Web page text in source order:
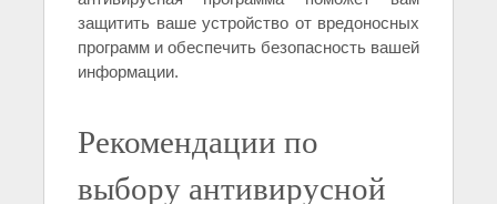
защитить ваше устройство от вредоносных
программ и обеспечить безопасность вашей
информации.
Рекомендации по
выбору антивирусной